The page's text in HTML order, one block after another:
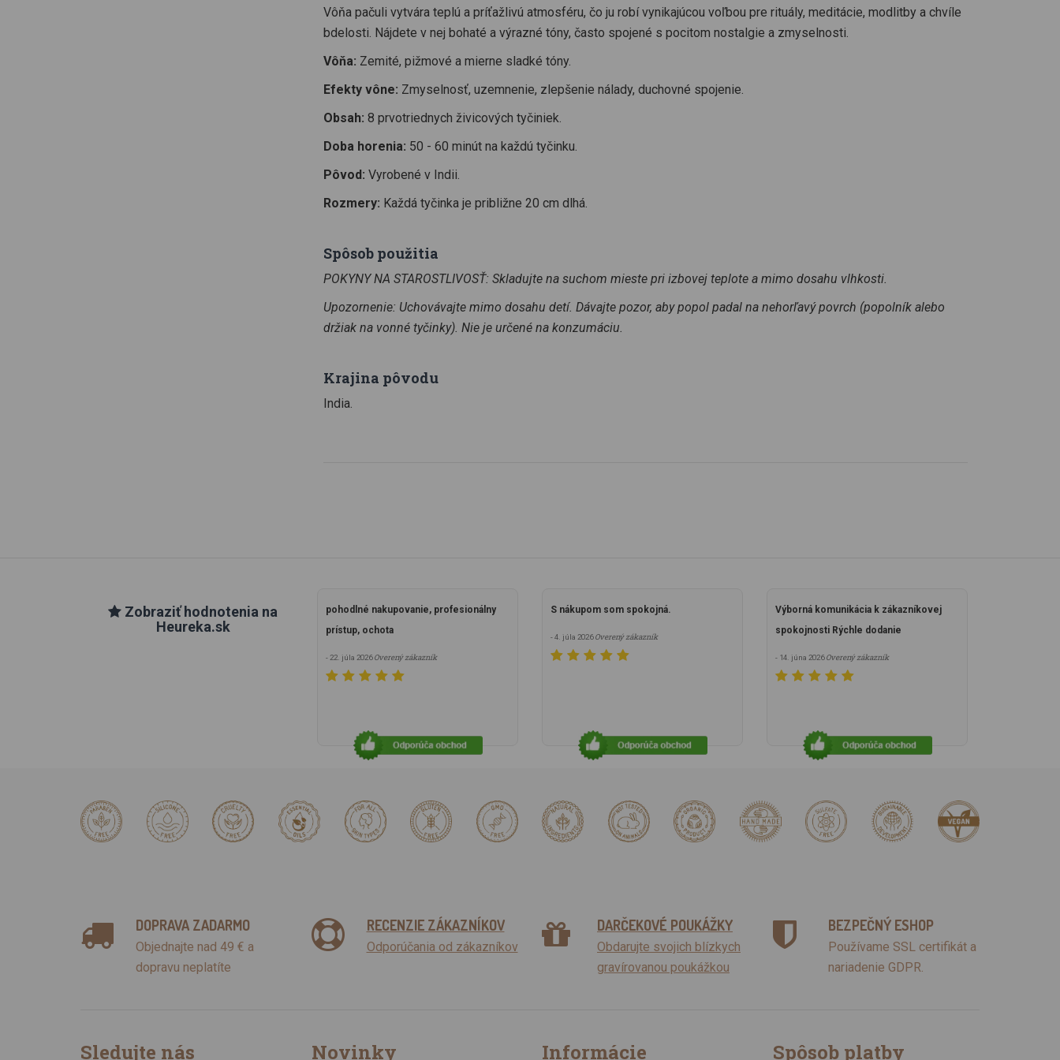
Vôňa pačuli vytvára teplú a príťažlivú atmosféru, čo ju robí vynikajúcou voľbou pre rituály, meditácie, modlitby a chvíle
bdelosti. Nájdete v nej bohaté a výrazné tóny, často spojené s pocitom nostalgie a zmyselnosti.
Vôňa: Zemité, pižmové a mierne sladké tóny.
Efekty vône: Zmyselnosť, uzemnenie, zlepšenie nálady, duchovné spojenie.
Obsah: 8 prvotriednych živicových tyčiniek.
Doba horenia: 50 - 60 minút na každú tyčinku.
Pôvod: Vyrobené v Indii.
Rozmery: Každá tyčinka je približne 20 cm dlhá.
Spôsob použitia
POKYNY NA STAROSTLIVOSŤ: Skladujte na suchom mieste pri izbovej teplote a mimo dosahu vlhkosti.
Upozornenie: Uchovávajte mimo dosahu detí. Dávajte pozor, aby popol padal na nehorľavý povrch (popolník alebo
držiak na vonné tyčinky). Nie je určené na konzumáciu.
Krajina pôvodu
India.
Zobraziť hodnotenia na
Heureka.sk
pohodlné nakupovanie, profesionálny
prístup, ochota
- 22. júla 2026Overený zákazník
S nákupom som spokojná.
- 4. júla 2026Overený zákazník
Výborná komunikácia k zákazníkovej
spokojnosti Rýchle dodanie
- 14. júna 2026Overený zákazník
DOPRAVA ZADARMO
Objednajte nad 49 € a
dopravu neplatíte
RECENZIE ZÁKAZNÍKOV
Odporúčania od zákazníkov
DARČEKOVÉ POUKÁŽKY
Obdarujte svojich blízkych
gravírovanou poukážkou
BEZPEČNÝ ESHOP
Používame SSL certifikát a
nariadenie GDPR.
Sledujte nás Novinky Informácie Spôsob platby